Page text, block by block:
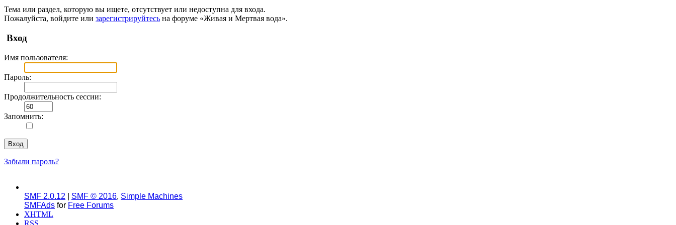
Тема или раздел, которую вы ищете, отсутствует или недоступна для входа.
Пожалуйста, войдите или зарегистрируйтесь на форуме «Живая и Мертвая вода».
Вход
Имя пользователя:
Пароль:
Продолжительность сессии:
Запомнить:
Забыли пароль?
SMF 2.0.12 SMF © 2016, Simple Machines
SMFAds for Free Forums
XHTML
RSS